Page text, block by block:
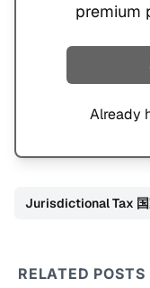
premium
Already
Jurisdictional Tax 国
RELATED POSTS